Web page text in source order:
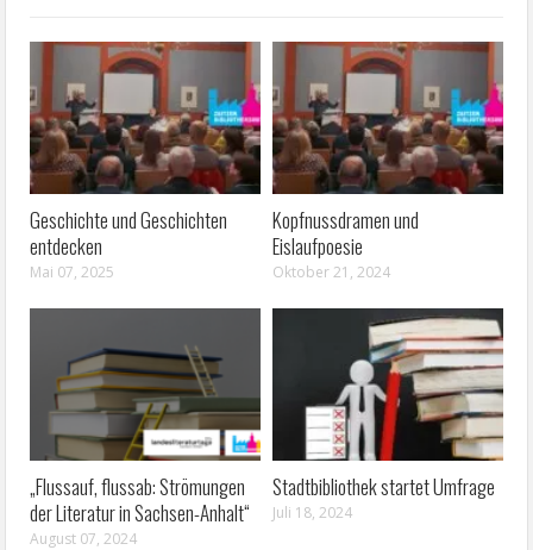
Geschichte und Geschichten
entdecken
Mai 07, 2025
Kopfnussdramen und
Eislaufpoesie
Oktober 21, 2024
„Flussauf, flussab: Strömungen
der Literatur in Sachsen-Anhalt“
August 07, 2024
Stadtbibliothek startet Umfrage
Juli 18, 2024